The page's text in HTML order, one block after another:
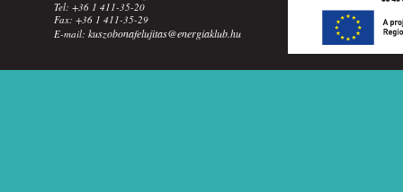
Tel: +36 1 411-35-20
Fax: +36 1 411-35-29
E-mail: kuszobonafelujitas@energiaklub.hu